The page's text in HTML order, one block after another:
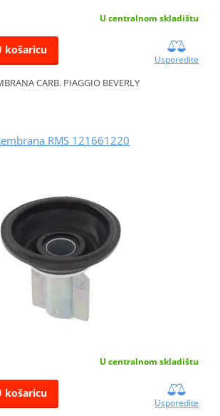
U centralnom skladištu
košaricu
Usporedite
CARB. PIAGGIO BEVERLY
RMS 121661220
U centralnom skladištu
košaricu
Usporedite